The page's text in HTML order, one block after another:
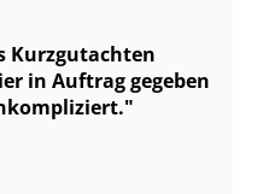
Kurzgutachten
in Auftrag gegeben